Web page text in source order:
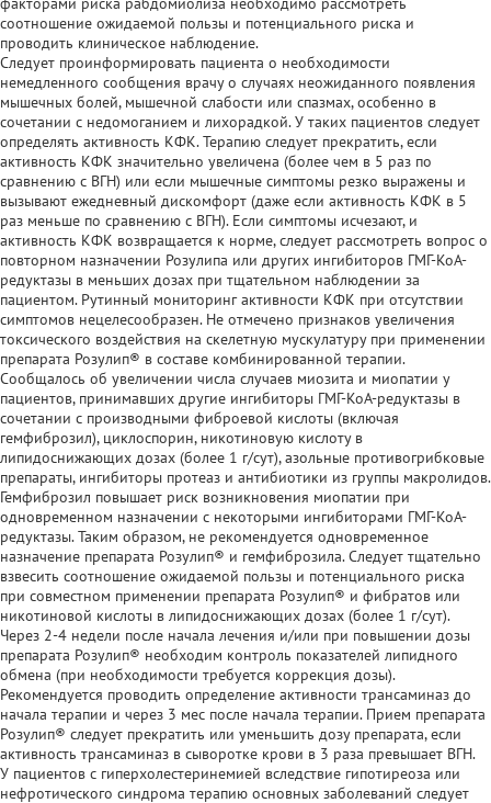
соотношение ожидаемой пользы и потенциального риска и
проводить клиническое наблюдение.
Следует проинформировать пациента о необходимости
немедленного сообщения врачу о случаях неожиданного появления
мышечных болей, мышечной слабости или спазмах, особенно в
сочетании с недомоганием и лихорадкой. У таких пациентов следует
определять активность КФК. Терапию следует прекратить, если
активность КФК значительно увеличена (более чем в 5 раз по
сравнению с ВГН) или если мышечные симптомы резко выражены и
вызывают ежедневный дискомфорт (даже если активность КФК в 5
раз меньше по сравнению с ВГН). Если симптомы исчезают, и
активность КФК возвращается к норме, следует рассмотреть вопрос о
повторном назначении Розулипа или других ингибиторов ГМГ-КоА-
редуктазы в меньших дозах при тщательном наблюдении за
пациентом. Рутинный мониторинг активности КФК при отсутствии
симптомов нецелесообразен. Не отмечено признаков увеличения
токсического воздействия на скелетную мускулатуру при применении
препарата Розулип® в составе комбинированной терапии.
Сообщалось об увеличении числа случаев миозита и миопатии у
пациентов, принимавших другие ингибиторы ГМГ-КоА-редуктазы в
сочетании с производными фиброевой кислоты (включая
гемфиброзил), циклоспорин, никотиновую кислоту в
липидоснижающих дозах (более 1 г/сут), азольные противогрибковые
препараты, ингибиторы протеаз и антибиотики из группы макролидов.
Гемфиброзил повышает риск возникновения миопатии при
одновременном назначении с некоторыми ингибиторами ГМГ-КоА-
редуктазы. Таким образом, не рекомендуется одновременное
назначение препарата Розулип® и гемфиброзила. Следует тщательно
взвесить соотношение ожидаемой пользы и потенциального риска
при совместном применении препарата Розулип® и фибратов или
никотиновой кислоты в липидоснижающих дозах (более 1 г/сут).
Через 2-4 недели после начала лечения и/или при повышении дозы
препарата Розулип® необходим контроль показателей липидного
обмена (при необходимости требуется коррекция дозы).
Рекомендуется проводить определение активности трансаминаз до
начала терапии и через 3 мес после начала терапии. Прием препарата
Розулип® следует прекратить или уменьшить дозу препарата, если
активность трансаминаз в сыворотке крови в 3 раза превышает ВГН.
У пациентов с гиперхолестеринемией вследствие гипотиреоза или
нефротического синдрома терапию основных заболеваний следует